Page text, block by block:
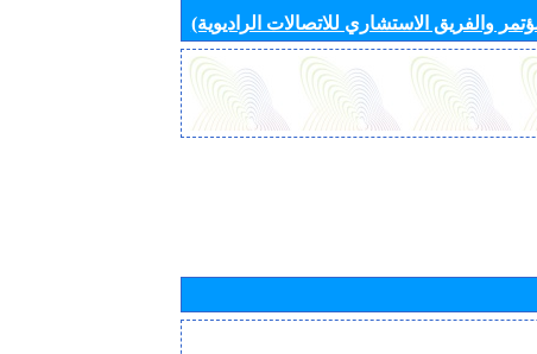
والفريق الاستشاري للاتصالات الراديوية)